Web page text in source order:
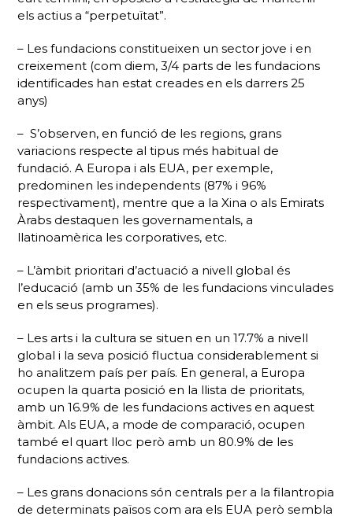
els actius a “perpetuïtat”.
– Les fundacions constitueixen un sector jove i en
creixement (com diem, 3/4 parts de les fundacions
identificades han estat creades en els darrers 25
anys)
– S’observen, en funció de les regions, grans
variacions respecte al tipus més habitual de
fundació. A Europa i als EUA, per exemple,
predominen les independents (87% i 96%
respectivament), mentre que a la Xina o als Emirats
Àrabs destaquen les governamentals, a
llatinoamèrica les corporatives, etc.
– L’àmbit prioritari d’actuació a nivell global és
l’educació (amb un 35% de les fundacions vinculades
en els seus programes).
– Les arts i la cultura se situen en un 17.7% a nivell
global i la seva posició fluctua considerablement si
ho analitzem país per país. En general, a Europa
ocupen la quarta posició en la llista de prioritats,
amb un 16.9% de les fundacions actives en aquest
àmbit. Als EUA, a mode de comparació, ocupen
també el quart lloc però amb un 80.9% de les
fundacions actives.
– Les grans donacions són centrals per a la filantropia
de determinats països com ara els EUA però sembla